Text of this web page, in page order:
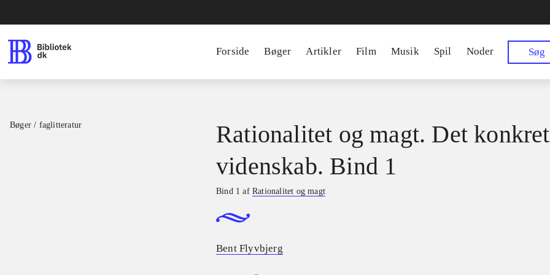
Forside Bøger Artikler Film Musik Spil Noder Søg
Bøger / faglitteratur
Rationalitet og magt. Det
videnskab. Bind 1
Bind 1 afRationalitet og magt
Bent Flyvbjerg